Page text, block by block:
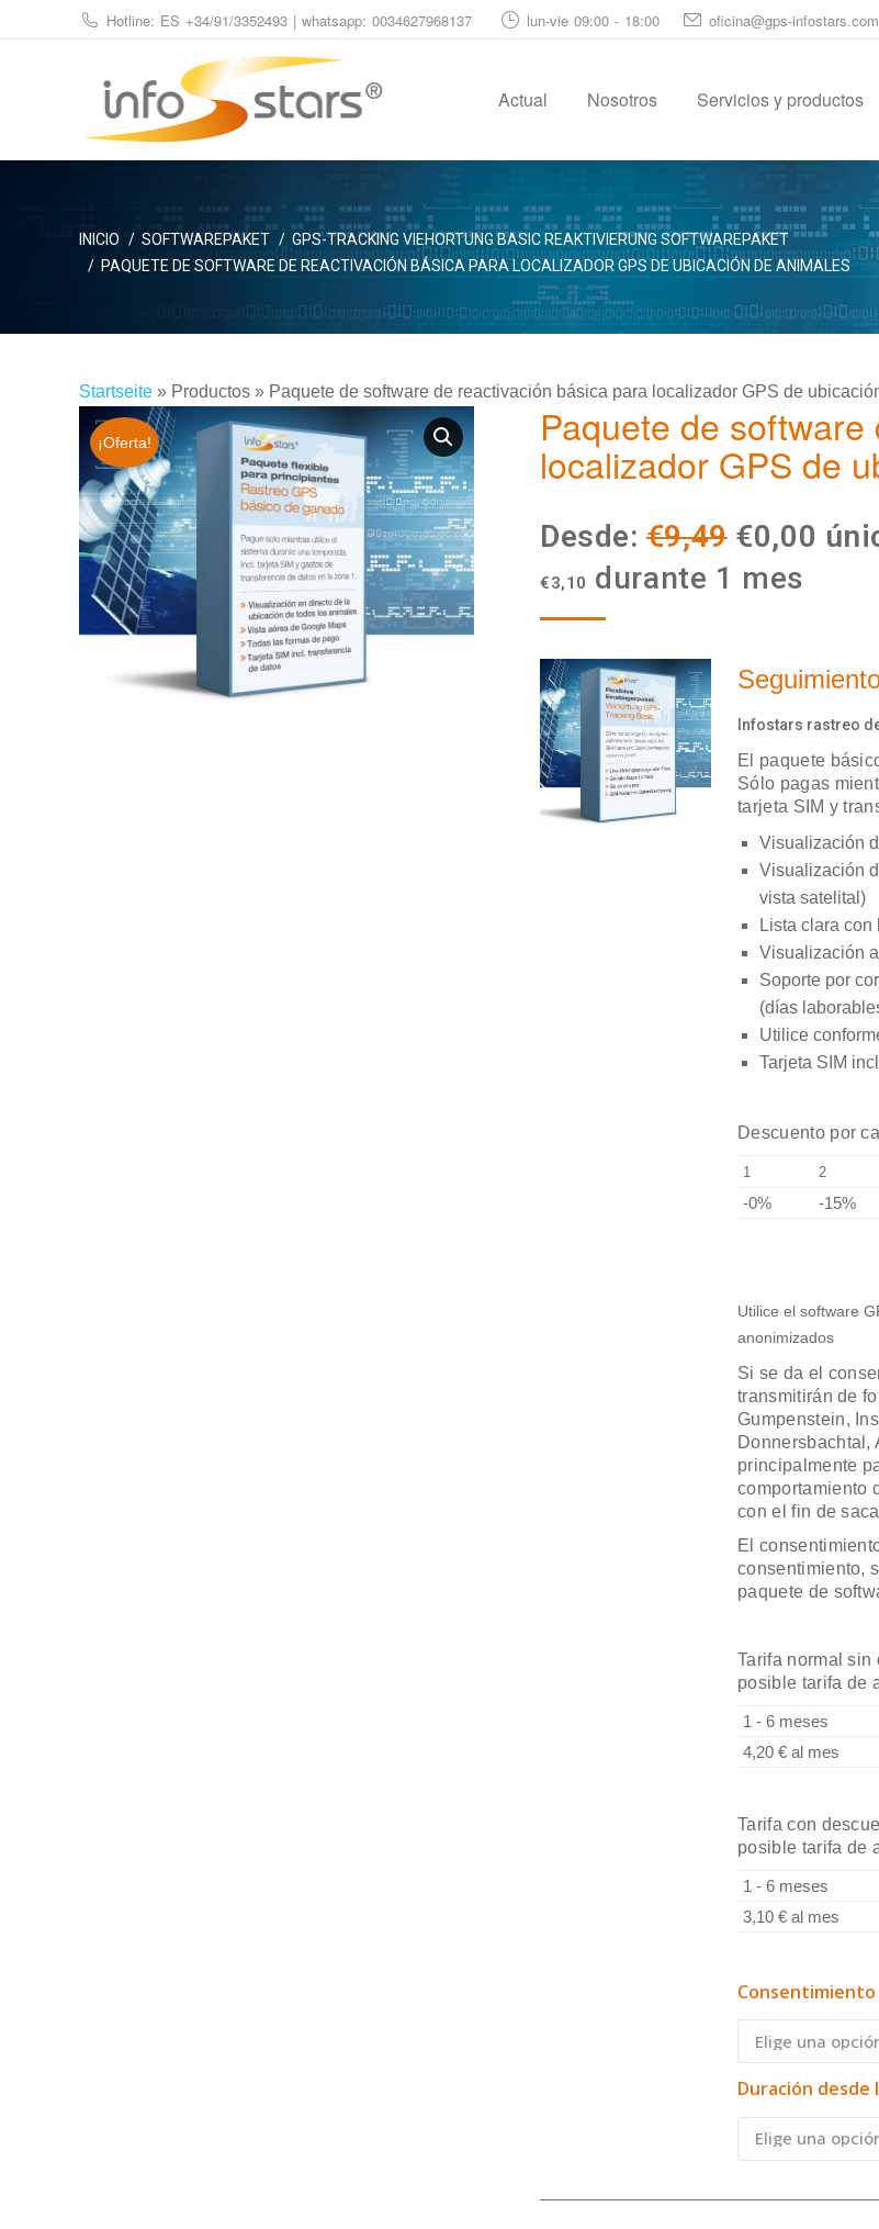
Hotline: ES +34/91/3352493 | whatsapp: 0034627968137 lun-vie 09:00 - 18:00 oficina@gps-infostars.com
Actual Nosotros Servicios y productos
Estás aquí:
INICIO SOFTWAREPAKET
GPS-TRACKING VIEHORTUNG BASIC REAKTIVIERUNG SOFTWAREPAKET
PAQUETE DE SOFTWARE DE REACTIVACIÓN BÁSICA PARA LOCALIZADOR GPS DE UBICACIÓN DE ANIMALES
Startseite » Productos » Paquete de software de reactivación básica para localizador GPS de
¡Oferta! Paquete de
localizador GPS de
Desde: €9,49 €0,00
€3,10 durante 1 mes
Infostars rastreo
El paquete
Sólo pagas
tarjeta SIM y
Visualización
Visualización
vista satelital)
Lista clara
Visualización
Soporte por
(días
Utilice
Tarjeta SIM
Descuento por
1 2
-0% -15%
Utilice el software
anonimizados
Si se da el
transmitirán de
Gumpenstein,
Donnersbachtal,
principalmente
comportamiento
con el fin de
El
consentimiento,
paquete de
Tarifa normal
posible tarifa de
1 - 6 meses
4,20 € al mes
Tarifa con
posible tarifa de
1 - 6 meses
3,10 € al mes
Consentimiento
Duración desde